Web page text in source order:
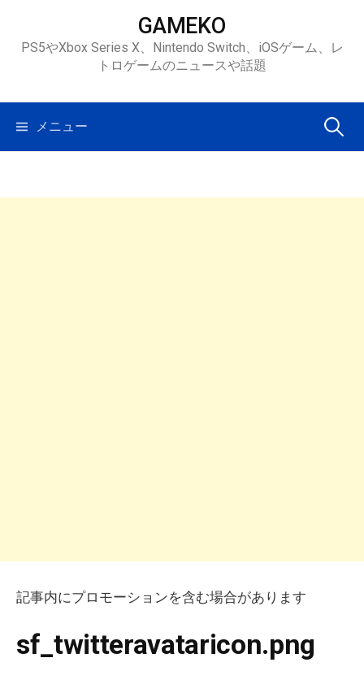
ツ
ス
GAMEKO
PS5やXbox Series X、Nintendo Switch、iOSゲーム、レ
トロゲームのニュースや話題
メニュー 検
記事内にプロモーションを含む場合があります
sf_twitteravataricon.png